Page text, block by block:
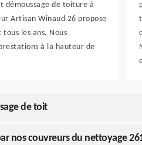
démoussage de toiture à
Artisan Winaud 26 propose
les ans. Nous
à la hauteur de
de toit
nos couvreurs du nettoyage